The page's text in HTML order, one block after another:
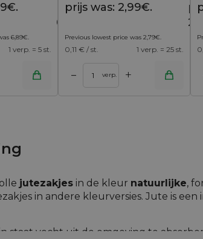
prijs is:
6,89€.
6,89€.
1 verp. = 5 st.
prijs was: 2,99€.
Previous lowest price was 2,79€.
0,11 € / st. 1 verp. = 25 st.
– verp. +
winkelwagen Toevoegen aan winkelwagen
jutezakjes in de kleur natuurlijke,
in andere kleurversies. Jute is
staat vocht uit de omgeving te